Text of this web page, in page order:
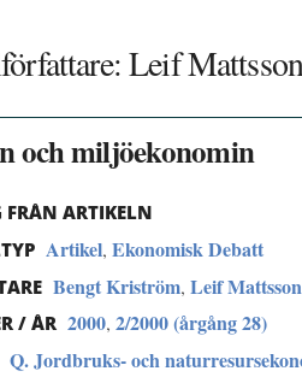
Leif
och miljöekonomin
FRÅN ARTIKELN
Artikel, Ekonomisk Debatt
Bengt Kriström, Leif Mattsson
/ ÅR 2000, 2/2000 (årgång 28)
Q. Jordbruks- och